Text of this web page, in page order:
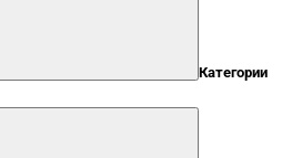
Категории